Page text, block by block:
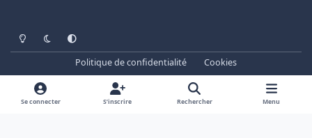
Light ModeDark ModeSystem Preference
Politique de confidentialité
Cookies
www.cheminots.net - Forum Libre depuis 2003
Powered by
Invision Community
Se connecter S’inscrire Rechercher Menu